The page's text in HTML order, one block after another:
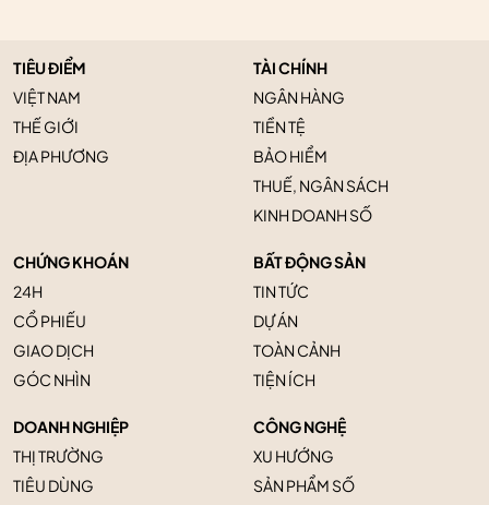
TIÊU ĐIỂM
VIỆT NAM
THẾ GIỚI
ĐỊA PHƯƠNG
TÀI CHÍNH
NGÂN HÀNG
TIỀN TỆ
BẢO HIỂM
THUẾ, NGÂN SÁCH
KINH DOANH SỐ
CHỨNG KHOÁN
24H
CỔ PHIẾU
GIAO DỊCH
GÓC NHÌN
BẤT ĐỘNG SẢN
TIN TỨC
DỰ ÁN
TOÀN CẢNH
TIỆN ÍCH
DOANH NGHIỆP
THỊ TRƯỜNG
TIÊU DÙNG
CÔNG NGHỆ
XU HƯỚNG
SẢN PHẨM SỐ